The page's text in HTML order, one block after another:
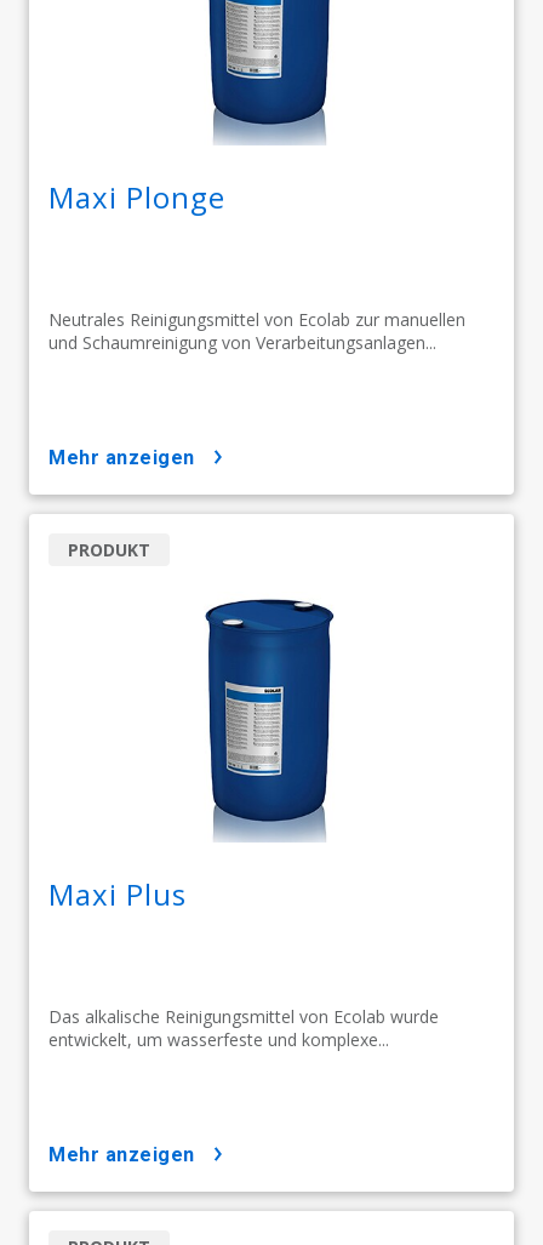
Maxi Plonge
Neutrales Reinigungsmittel von Ecolab zur manuellen
und Schaumreinigung von Verarbeitungsanlagen...
mehr anzeigen
Maxi Plus
Das alkalische Reinigungsmittel von Ecolab wurde
entwickelt, um wasserfeste und komplexe...
PRODUKT
mehr anzeigen